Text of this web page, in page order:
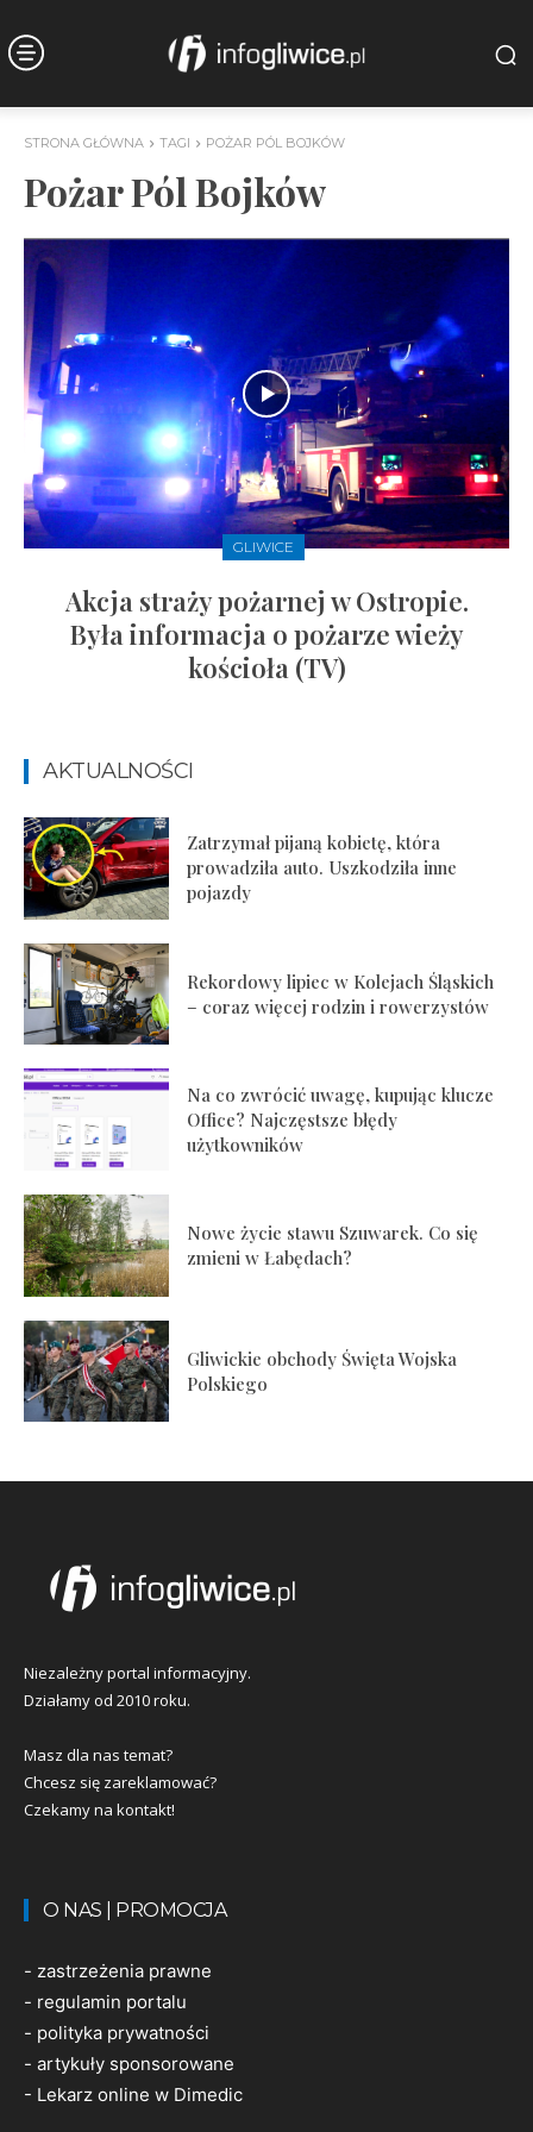
STRONA GŁÓWNA TAGI POŻAR PÓL BOJKÓW
Pożar Pól Bojków
GLIWICE
Akcja straży pożarnej w Ostropie.
Była informacja o pożarze wieży
kościoła (TV)
AKTUALNOŚCI
Zatrzymał pijaną kobietę, która
prowadziła auto. Uszkodziła inne
pojazdy
Rekordowy lipiec w Kolejach Śląskich
– coraz więcej rodzin i rowerzystów
Na co zwrócić uwagę, kupując klucze
Office? Najczęstsze błędy
użytkowników
Nowe życie stawu Szuwarek. Co się
zmieni w Łabędach?
Gliwickie obchody Święta Wojska
Polskiego
Niezależny portal informacyjny.
Działamy od 2010 roku.
Masz dla nas temat?
Chcesz się zareklamować?
Czekamy na kontakt!
O NAS | PROMOCJA
- zastrzeżenia prawne
- regulamin portalu
- polityka prywatności
- artykuły sponsorowane
- Lekarz online w Dimedic